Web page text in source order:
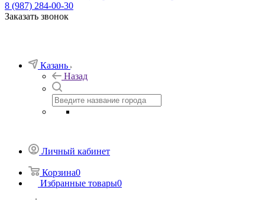
8 (987) 284-00-30
Заказать звонок
Казань
Назад
Личный кабинет
Корзина0
Избранные товары0